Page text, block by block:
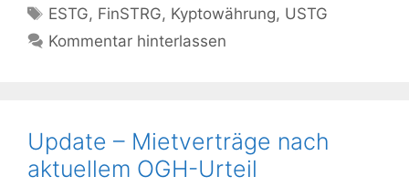
Schlagwörter
ESTG, FinSTRG, Kyptowährung, USTG
Kommentar hinterlassen
Update – Mietverträge nach
aktuellem OGH-Urteil